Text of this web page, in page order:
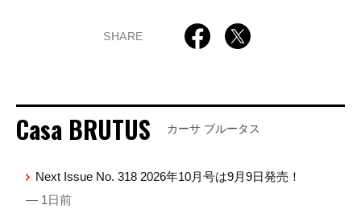
SHARE
Casa BRUTUS カーサ ブルータス
Next Issue No. 318 2026年10月号は9月9日発売！
— 1日前